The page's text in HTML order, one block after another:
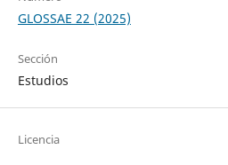
GLOSSAE 22 (2025)
Sección
Estudios
Licencia